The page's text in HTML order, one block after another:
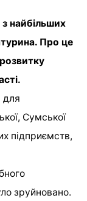
найбільших
Про це
для
Сумської
підприємств,
зруйновано.